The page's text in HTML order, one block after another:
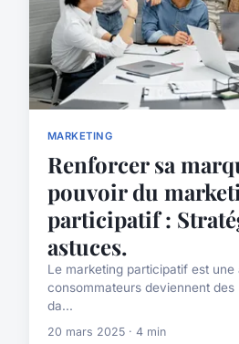
MARKETING
Renforcer sa
pouvoir du
participatif :
astuces.
Le marketing participatif est
consommateurs deviennent
da...
20 mars 2025 · 4 min